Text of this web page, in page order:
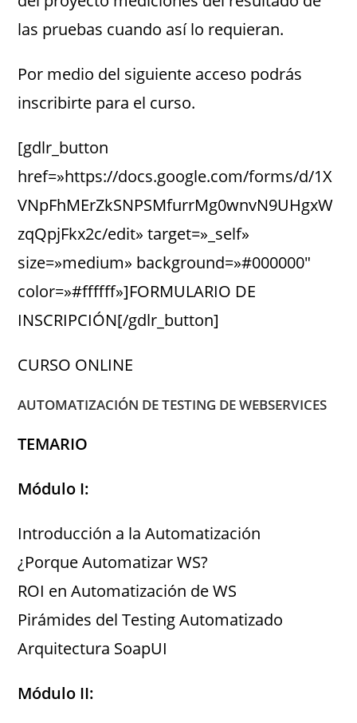
las pruebas cuando así lo requieran.
Por medio del siguiente acceso podrás
inscribirte para el curso.
[gdlr_button
href=»https://docs.google.com/forms/d/1X
VNpFhMErZkSNPSMfurrMg0wnvN9UHgxW
zqQpjFkx2c/edit» target=»_self»
size=»medium» background=»#000000″
color=»#ffffff»]FORMULARIO DE
INSCRIPCIÓN[/gdlr_button]
CURSO ONLINE
AUTOMATIZACIÓN DE TESTING DE WEBSERVICES
TEMARIO
Módulo I:
Introducción a la Automatización
¿Porque Automatizar WS?
ROI en Automatización de WS
Pirámides del Testing Automatizado
Arquitectura SoapUI
Módulo II: